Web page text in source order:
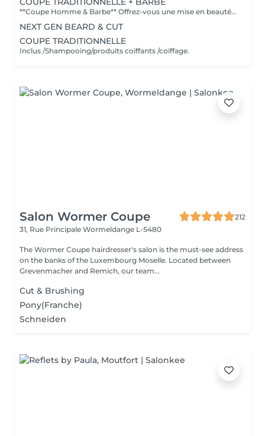
**Coupe Homme & Barbe** Offrez-vous une mise en beauté complète avec notre service **Coupe Homme & Barbe**, conçu pour les hommes qui souhaitent un style parfaitement maîtrisé de la tête à la barbe. La prestation débute par une **consultation personnalisée** afin de définir la coupe et la forme de barbe qui mettront le mieux en valeur votre visage. Nos experts réalisent ensuite une **coupe de cheveux précise et structurée**, suivie d'un **travail minutieux de la barbe** : taille, définition des contours et mise en forme pour un rendu propre et harmonieux. Le service se termine par un **coiffage professionnel et une finition barbe soignée** pour un résultat net, élégant et durable. L'alliance parfaite entre coupe et barbe pour un look soigné, moderne et parfaitement équilibré.
NEXT GEN BEARD & CUT
COUPE TRADITIONNELLE
Inclus /Shampooing/produits coiffants /coiffage.
Salon Wormer Coupe
212
31, Rue Principale Wormeldange L-5480
The Wormer Coupe hairdresser's salon is the must-see address
on the banks of the Luxembourg Moselle. Located between
Grevenmacher and Remich, our team...
Cut & Brushing
Pony(Franche)
Schneiden